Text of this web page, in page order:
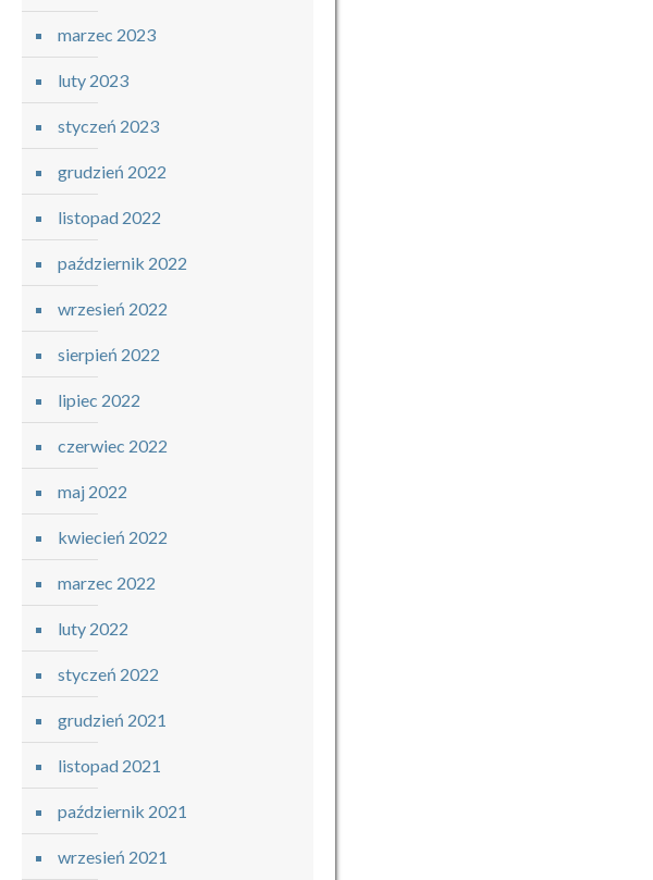
marzec 2023
luty 2023
styczeń 2023
grudzień 2022
listopad 2022
październik 2022
wrzesień 2022
sierpień 2022
lipiec 2022
czerwiec 2022
maj 2022
kwiecień 2022
marzec 2022
luty 2022
styczeń 2022
grudzień 2021
listopad 2021
październik 2021
wrzesień 2021